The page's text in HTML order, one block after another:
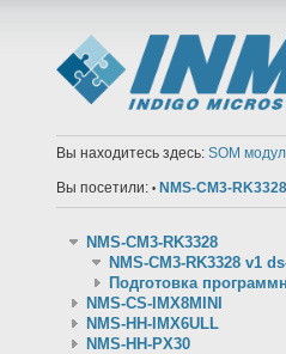
Вы находитесь здесь: SOM
Вы посетили: • NMS-CM3-
NMS-CM3-RK3328
NMS-CM3-RK3328 v1
Подготовка
NMS-CS-IMX8MINI
NMS-HH-IMX6ULL
NMS-HH-PX30